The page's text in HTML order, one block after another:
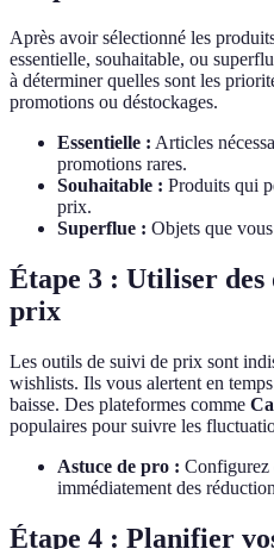
Après avoir sélectionné les
essentielle, souhaitable, ou
à déterminer quelles sont les
promotions ou déstockages.
Essentielle : Articles
promotions rares.
Souhaitable : Produits qui
prix.
Superflue : Objets que
Étape 3 : Utiliser des
prix
Les outils de suivi de prix sont
wishlists. Ils vous alertent en
baisse. Des plateformes comme
populaires pour suivre les
Astuce de pro : Configurez
immédiatement des
Étape 4 : Planifier